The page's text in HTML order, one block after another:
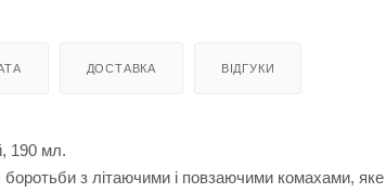
ДОСТАВКА ВІДГУКИ
190 мл.
з літаючими і повзаючими комахами,